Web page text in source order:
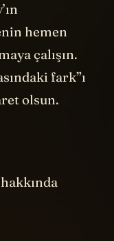
hemen
çalışın.
fark”ı
olsun.